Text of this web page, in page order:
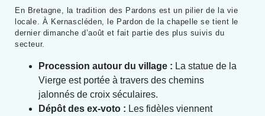
En Bretagne, la tradition des Pardons est un pilier de la vie
locale. À Kernascléden, le Pardon de la chapelle se tient le
dernier dimanche d’août et fait partie des plus suivis du
secteur.
Procession autour du village : La statue de la
Vierge est portée à travers des chemins
jalonnés de croix séculaires.
Dépôt des ex-voto : Les fidèles viennent